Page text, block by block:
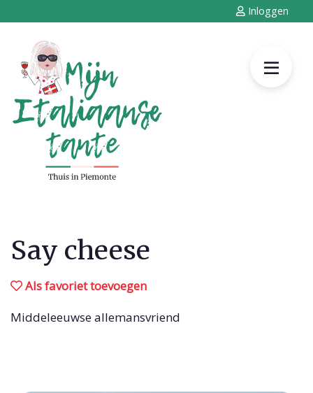
Inloggen
Say cheese
Als favoriet toevoegen
Middeleeuwse allemansvriend